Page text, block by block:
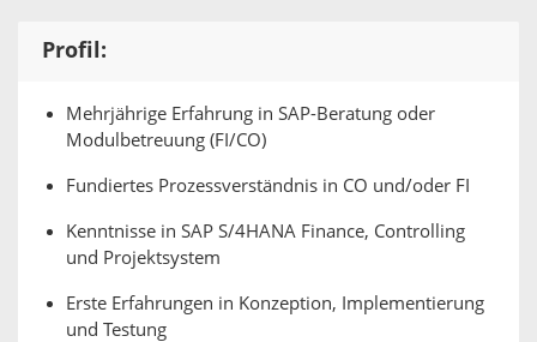
Profil:
Mehrjährige Erfahrung in SAP-Beratung oder
Modulbetreuung (FI/CO)
Fundiertes Prozessverständnis in CO und/oder FI
Kenntnisse in SAP S/4HANA Finance, Controlling
und Projektsystem
Erste Erfahrungen in Konzeption, Implementierung
und Testung